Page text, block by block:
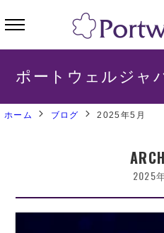
ポートウェルジャ
ホーム ブログ 2025年5月
2025